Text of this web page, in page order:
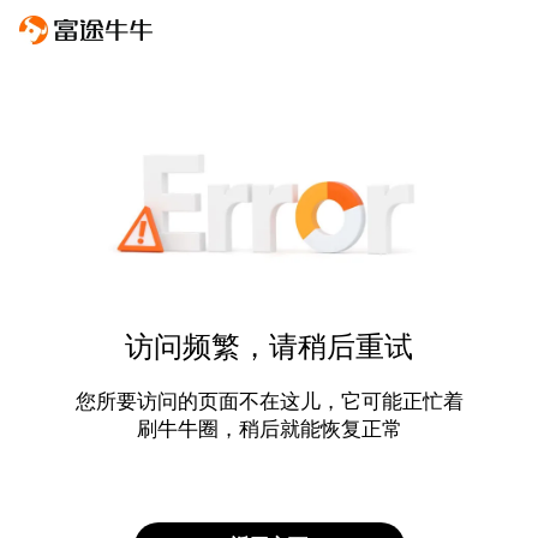
访问频繁，请稍后重试
您所要访问的页面不在这儿，它可能正忙着
刷牛牛圈，稍后就能恢复正常